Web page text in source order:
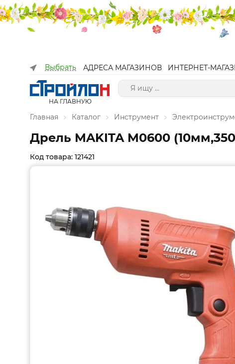
Выбрать АДРЕСА МАГАЗИНОВ ИНТЕРНЕТ-
НА ГЛАВНУЮ
Главная Каталог Инструмент
Дрель MAKITA M0600
Код товара: 121421